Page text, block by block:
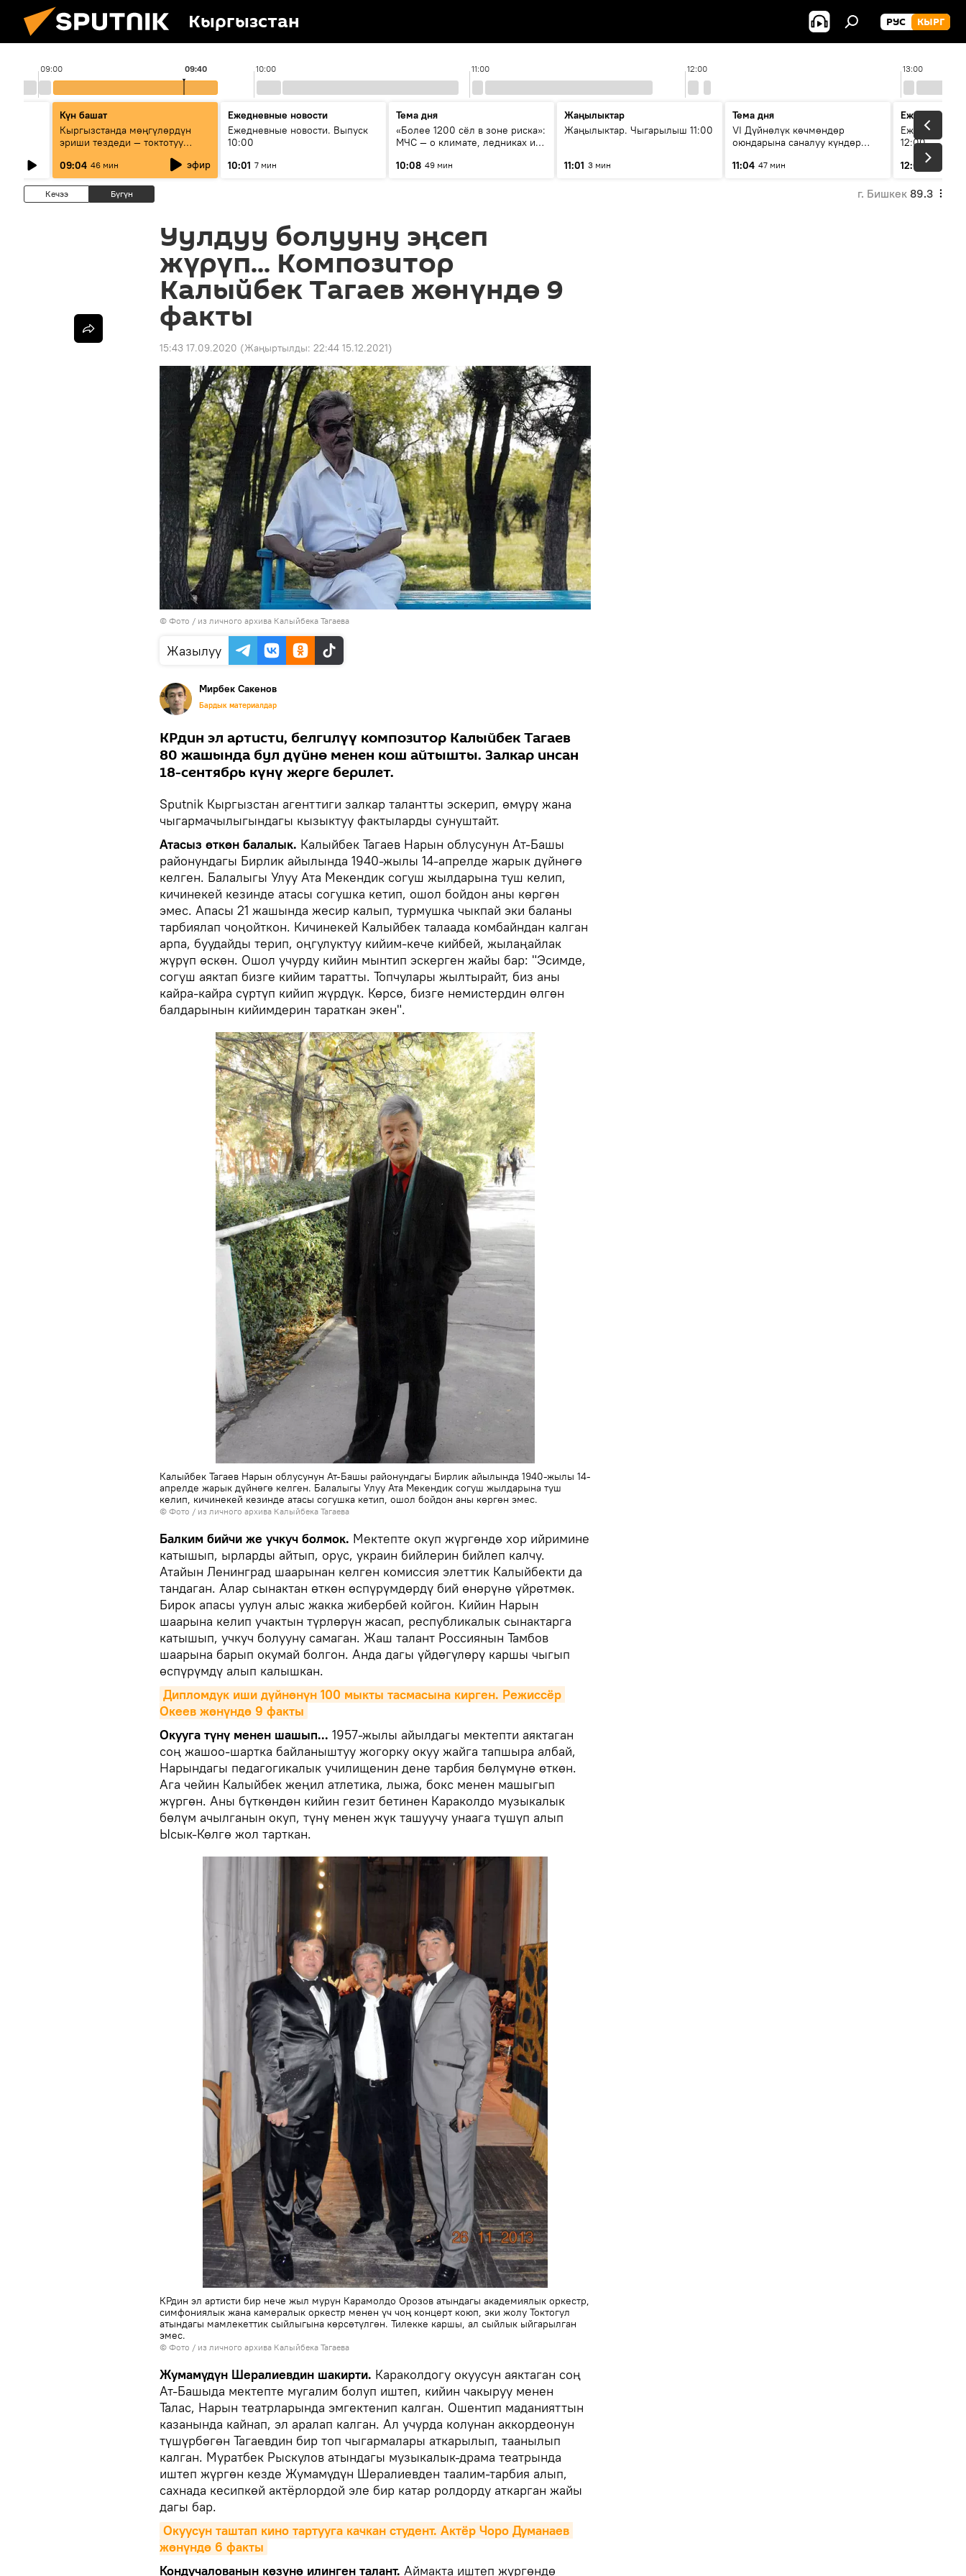
Кыргызстан РУС КЫРГ
09:00 10:00 11:00 12:00 13:00
09:40
Күн башат
Кыргызстанда мөңгүлөрдүн
эриши тездеди — токтотуу
09:04 46 мин эфир
Ежедневные новости
Ежедневные новости. Выпуск
10:00
10:01 7 мин
Тема дня
«Более 1200 сёл в зоне риска»:
МЧС — о климате, ледниках и
населения
10:08 49 мин
Жаңылыктар
Жаңылыктар. Чыгарылыш 11:00
11:01 3 мин
Тема дня
VI Дүйнөлүк көчмөндөр
оюндарына саналуу күндөр
этапка жетти?
11:04 47 мин
Ежедневные
Ежедневные
12:00
12:01
3 мин
Кечээ Бүгүн г. Бишкек 89.3
Уулдуу болууну эңсеп
жүрүп... Композитор
Калыйбек Тагаев жөнүндө 9
факты
15:43 17.09.2020 (Жаңыртылды: 22:44 15.12.2021)
© Фото / из личного архива Калыйбека Тагаева
Жазылуу
Мирбек Сакенов
Бардык материалдар
КРдин эл артисти, белгилүү композитор Калыйбек Тагаев
80 жашында бул дүйнө менен кош айтышты. Залкар инсан
18-сентябрь күнү жерге берилет.
Sputnik Кыргызстан агенттиги залкар талантты эскерип, өмүрү жана
чыгармачылыгындагы кызыктуу фактыларды сунуштайт.
Атасыз өткөн балалык. Калыйбек Тагаев Нарын облусунун Ат-Башы
районундагы Бирлик айылында 1940-жылы 14-апрелде жарык дүйнөгө
келген. Балалыгы Улуу Ата Мекендик согуш жылдарына туш келип,
кичинекей кезинде атасы согушка кетип, ошол бойдон аны көргөн
эмес. Апасы 21 жашында жесир калып, турмушка чыкпай эки баланы
тарбиялап чоңойткон. Кичинекей Калыйбек талаада комбайндан калган
арпа, буудайды терип, оңгулуктуу кийим-кече кийбей, жылаңайлак
жүрүп өскөн. Ошол учурду кийин мынтип эскерген жайы бар: "Эсимде,
согуш аяктап бизге кийим таратты. Топчулары жылтырайт, биз аны
кайра-кайра сүртүп кийип жүрдүк. Көрсө, бизге немистердин өлгөн
балдарынын кийимдерин тараткан экен".
Калыйбек Тагаев Нарын облусунун Ат-Башы районундагы Бирлик айылында 1940-жылы 14-
апрелде жарык дүйнөгө келген. Балалыгы Улуу Ата Мекендик согуш жылдарына туш
келип, кичинекей кезинде атасы согушка кетип, ошол бойдон аны көргөн эмес.
© Фото / из личного архива Калыйбека Тагаева
Балким бийчи же учкуч болмок. Мектепте окуп жүргөндө хор ийримине
катышып, ырларды айтып, орус, украин бийлерин бийлеп калчу.
Атайын Ленинград шаарынан келген комиссия элеттик Калыйбекти да
тандаган. Алар сынактан өткөн өспүрүмдөрдү бий өнөрүнө үйрөтмөк.
Бирок апасы уулун алыс жакка жибербей койгон. Кийин Нарын
шаарына келип учактын түрлөрүн жасап, республикалык сынактарга
катышып, учкуч болууну самаган. Жаш талант Россиянын Тамбов
шаарына барып окумай болгон. Анда дагы үйдөгүлөрү каршы чыгып
өспүрүмдү алып калышкан.
Дипломдук иши дүйнөнүн 100 мыкты тасмасына кирген. Режиссёр
Океев жөнүндө 9 факты
Окууга түнү менен шашып... 1957-жылы айылдагы мектепти аяктаган
соң жашоо-шартка байланыштуу жогорку окуу жайга тапшыра албай,
Нарындагы педагогикалык училищенин дене тарбия бөлүмүнө өткөн.
Ага чейин Калыйбек жеңил атлетика, лыжа, бокс менен машыгып
жүргөн. Аны бүткөндөн кийин гезит бетинен Караколдо музыкалык
бөлүм ачылганын окуп, түнү менен жүк ташуучу унаага түшүп алып
Ысык-Көлгө жол тарткан.
КРдин эл артисти бир нече жыл мурун Карамолдо Орозов атындагы академиялык оркестр,
симфониялык жана камералык оркестр менен үч чоң концерт коюп, эки жолу Токтогул
атындагы мамлекеттик сыйлыгына көрсөтүлгөн. Тилекке каршы, ал сыйлык ыйгарылган
эмес.
© Фото / из личного архива Калыйбека Тагаева
Жумамүдүн Шералиевдин шакирти. Караколдогу окуусун аяктаган соң
Ат-Башыда мектепте мугалим болуп иштеп, кийин чакыруу менен
Талас, Нарын театрларында эмгектенип калган. Ошентип маданияттын
казанында кайнап, эл аралап калган. Ал учурда колунан аккордеонун
түшүрбөгөн Тагаевдин бир топ чыгармалары аткарылып, таанылып
калган. Муратбек Рыскулов атындагы музыкалык-драма театрында
иштеп жүргөн кезде Жумамүдүн Шералиевден таалим-тарбия алып,
сахнада кесипкөй актёрлордой эле бир катар ролдорду аткарган жайы
дагы бар.
Окуусун таштап кино тартууга качкан студент. Актёр Чоро Думанаев
жөнүндө 6 факты
Кондучалованын көзүнө илинген талант. Аймакта иштеп жүргөндө